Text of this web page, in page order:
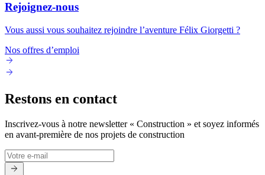
Rejoignez-nous
Vous aussi vous souhaitez rejoindre l’aventure Félix Giorgetti ?
Nos offres d’emploi
Restons en contact
Inscrivez-vous à notre newsletter « Construction » et soyez informés
en avant-première de nos projets de construction